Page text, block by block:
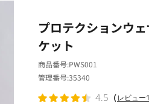
プロテクションウ
ケット
商品番号 PWS001
管理番号35340
4.5 （レビュー